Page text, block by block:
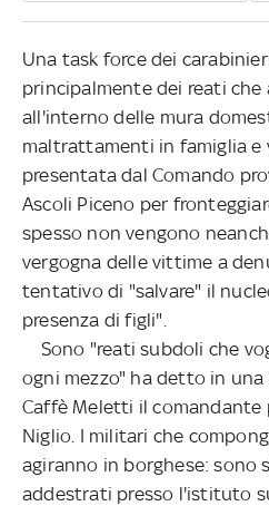
Una task force dei
principalmente dei reati
all'interno delle mura
maltrattamenti in famiglia e
presentata dal Comando
Ascoli Piceno per
spesso non vengono
vergogna delle vittime a
tentativo di "salvare" il
presenza di figli".
Sono "reati subdoli che
ogni mezzo" ha detto in
Caffè Meletti il comandante
Niglio. I militari che
agiranno in borghese:
addestrati presso l'istituto